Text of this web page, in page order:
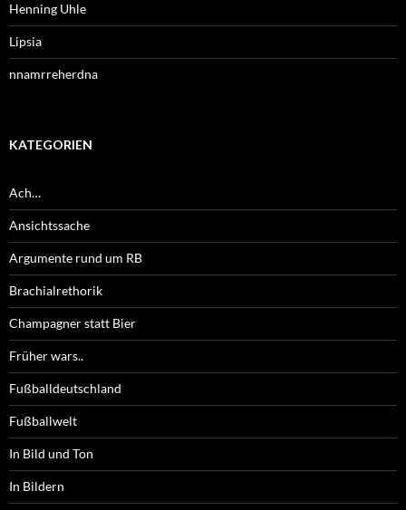
Henning Uhle
Lipsia
nnamrreherdna
KATEGORIEN
Ach…
Ansichtssache
Argumente rund um RB
Brachialrethorik
Champagner statt Bier
Früher wars..
Fußballdeutschland
Fußballwelt
In Bild und Ton
In Bildern